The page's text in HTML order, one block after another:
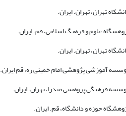
تهران، تهران. ایران.
علوم و فرهنگ اسلامی، قم. ایران.
تهران، تهران. ایران.
آموزشی پژوهشی امام خمینی ره، قم ایران.
فرهنگی پژوهشی صدرا، تهران. ایران.
حوزه و دانشگاه، قم. ایران.